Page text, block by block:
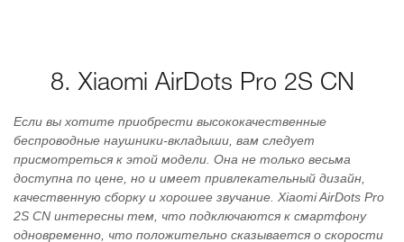
8. Xiaomi AirDots Pro 2S CN
Если вы хотите приобрести высококачественные
беспроводные наушники-вкладыши, вам следует
присмотреться к этой модели. Она не только весьма
доступна по цене, но и имеет привлекательный дизайн,
качественную сборку и хорошее звучание. Xiaomi AirDots Pro
2S CN интересны тем, что подключаются к смартфону
одновременно, что положительно сказывается о скорости